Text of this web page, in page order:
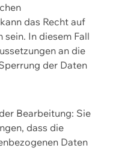
das Recht auf
sein. In diesem Fall
an die
der Daten
Bearbeitung: Sie
dass die
Daten